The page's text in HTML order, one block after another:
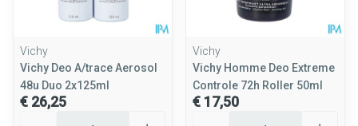
Vichy
Vichy Deo A/trace Aerosol
48u Duo 2x125ml
€ 26,25
Vichy
Vichy Homme Deo Extreme
Controle 72h Roller 50ml
€ 17,50